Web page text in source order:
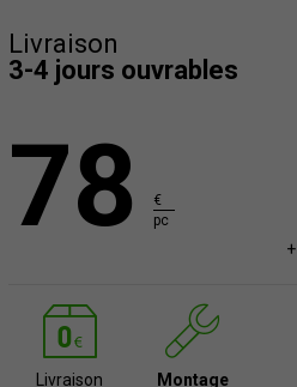
Livraison
3-4 jours ouvrables
78
€
pc
Livraison
Montage